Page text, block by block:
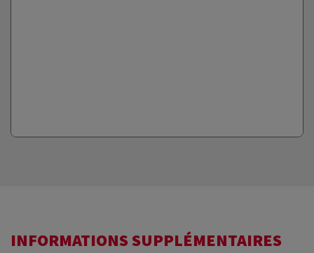
INFORMATIONS SUPPLÉMENTAIRES